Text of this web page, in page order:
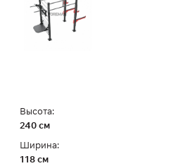
Высота:
240 см
Ширина:
118 см